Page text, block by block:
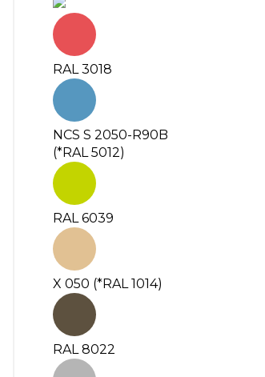
RAL 3018
NCS S 2050-R90B
(*RAL 5012)
RAL 6039
X 050 (*RAL 1014)
RAL 8022